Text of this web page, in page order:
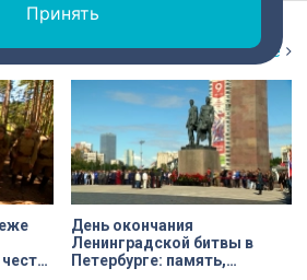
Ещё
День окончания
Ленинградской битвы в
Петербурге: память,
Принять